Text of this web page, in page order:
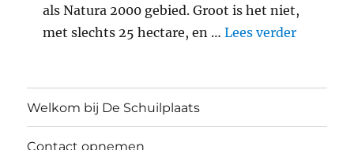
als Natura 2000 gebied. Groot is het niet,
met slechts 25 hectare, en …Lees verder
Welkom bij De Schuilplaats
Contact opnemen